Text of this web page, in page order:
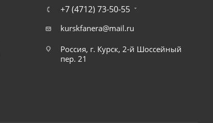
+7 (4712) 73-50-55
kurskfanera@mail.ru
Россия, г. Курск, 2-й Шоссейный
пер. 21